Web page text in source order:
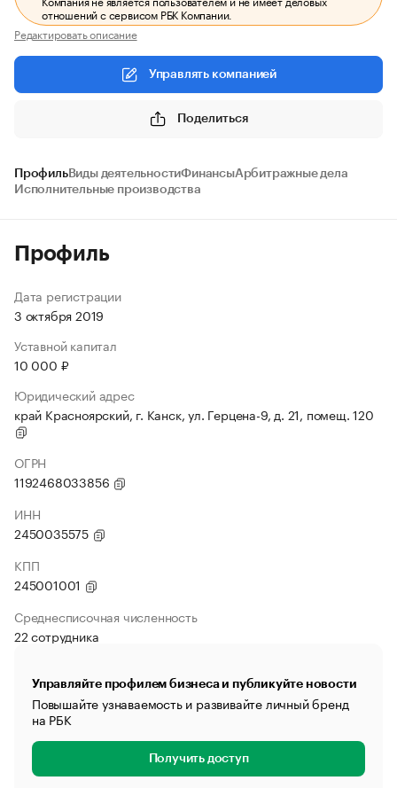
отношений с сервисом РБК Компании.
Редактировать описание
Управлять компанией
Поделиться
ПрофильВиды деятельностиФинансыАрбитражные дела
Исполнительные производства
Профиль
Дата регистрации
3 октября 2019
Уставной капитал
10 000 ₽
Юридический адрес
край Красноярский, г. Канск, ул. Герцена-9, д. 21, помещ. 120
ОГРН
1192468033856
ИНН
2450035575
КПП
245001001
Среднесписочная численность
22 сотрудника
Управляйте профилем бизнеса и публикуйте новости
Повышайте узнаваемость и развивайте личный бренд
на РБК
Получить доступ